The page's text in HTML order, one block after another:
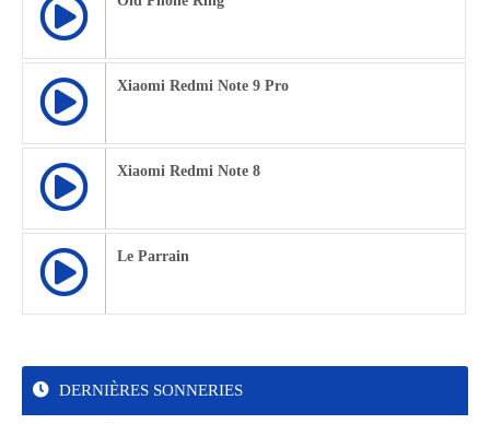
Xiaomi Redmi Note 9 Pro
Xiaomi Redmi Note 8
Le Parrain
DERNIÈRES SONNERIES